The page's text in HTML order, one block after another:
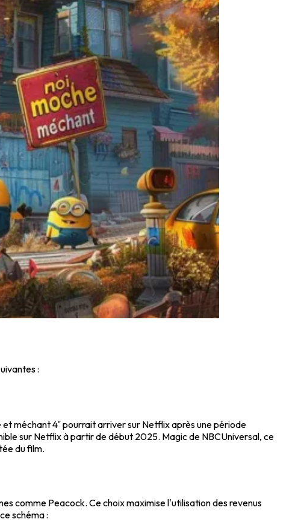
:
méchant 4" pourrait arriver sur Netflix après une période
sur Netflix à partir de début 2025. Magic de NBCUniversal, ce
du film.
comme Peacock. Ce choix maximise l'utilisation des revenus
schéma :